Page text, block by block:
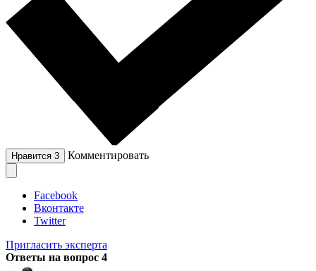
Нравится 3 Комментировать
Facebook
Вконтакте
Twitter
Пригласить эксперта
Ответы на вопрос 4